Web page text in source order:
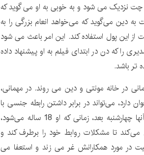
به چت نزدیک می شود و به خوبی به او می گوید که
می‌گوید که می‌خواهد انعام بزرگی را به
از این پول استفاده کند. این امر باعث می شود
را که دن در ابتدای فیلم به او پیشنهاد داده
تر باشد.
در خانه مونتی و دین می روند. در مهمانی،
دارد، می‌تواند در برابر داشتن رابطه جنسی با
ناتاشا مقاومت کند، اگرچه او می‌گوید که آنها چهارشنبه بعد، زمانی که او 18 ساله می‌شود،
تا مشکلات روابط خود را برطرف کند و
در مورد همکارانش غر می زند و استعفا می